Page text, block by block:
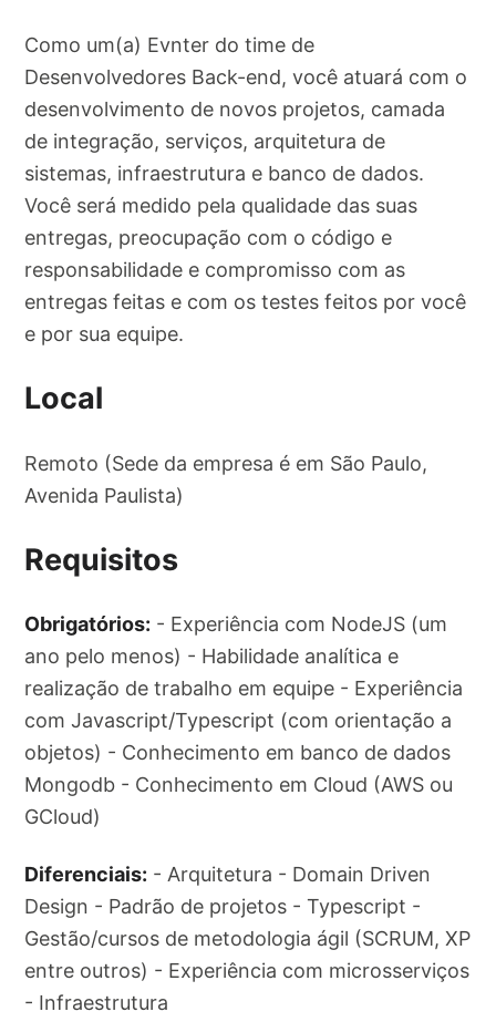
Como um(a) Evnter do time de
Desenvolvedores Back-end, você atuará com o
desenvolvimento de novos projetos, camada
de integração, serviços, arquitetura de
sistemas, infraestrutura e banco de dados.
Você será medido pela qualidade das suas
entregas, preocupação com o código e
responsabilidade e compromisso com as
entregas feitas e com os testes feitos por você
e por sua equipe.
Local
Remoto (Sede da empresa é em São Paulo,
Avenida Paulista)
Requisitos
Obrigatórios: - Experiência com NodeJS (um
ano pelo menos) - Habilidade analítica e
realização de trabalho em equipe - Experiência
com Javascript/Typescript (com orientação a
objetos) - Conhecimento em banco de dados
Mongodb - Conhecimento em Cloud (AWS ou
GCloud)
Diferenciais: - Arquitetura - Domain Driven
Design - Padrão de projetos - Typescript -
Gestão/cursos de metodologia ágil (SCRUM, XP
entre outros) - Experiência com microsserviços
- Infraestrutura